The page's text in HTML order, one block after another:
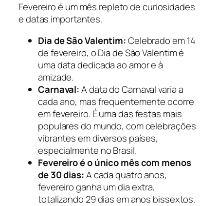
Fevereiro é um mês repleto de curiosidades
e datas importantes.
Dia de São Valentim:Celebrado em 14
de fevereiro, o Dia de São Valentim é
uma data dedicada ao amor e à
amizade.
Carnaval:A data do Carnaval varia a
cada ano, mas frequentemente ocorre
em fevereiro. É uma das festas mais
populares do mundo, com celebrações
vibrantes em diversos países,
especialmente no Brasil.
Fevereiro é o único mês com menos
de 30 dias:A cada quatro anos,
fevereiro ganha um dia extra,
totalizando 29 dias em anos bissextos.